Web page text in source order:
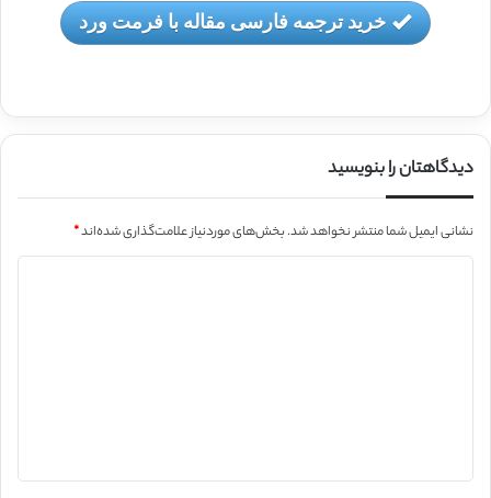
خرید ترجمه فارسی مقاله با فرمت ورد
دیدگاهتان را بنویسید
نشانی ایمیل شما منتشر نخواهد شد.بخش‌های موردنیاز علامت‌گذاری شده‌اند*